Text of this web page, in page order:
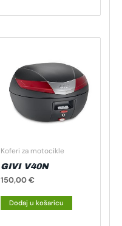
Koferi za motocikle
GIVI V40N
150,00€
Dodaj u košaricu